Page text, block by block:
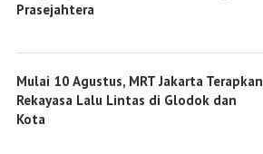
Prasejahtera
Mulai 10 Agustus, MRT Jakarta Terapkan
Rekayasa Lalu Lintas di Glodok dan
Kota